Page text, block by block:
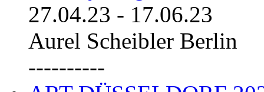
27.04.23 - 17.06.23
Aurel Scheibler Berlin
----------